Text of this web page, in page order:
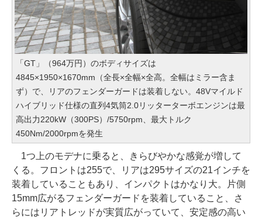
「GT」（964万円）のボディサイズは
4845×1950×1670mm（全長×全幅×全高。全幅はミラー含ま
ず）で、リアのフェンダーガードは装着しない。48Vマイルド
ハイブリッド仕様の直列4気筒2.0リッターターボエンジンは最
高出力220kW（300PS）/5750rpm、最大トルク
450Nm/2000rpmを発生
1つ上のモデナに乗ると、きらびやかな感覚が増して
くる。フロントは255で、リアは295サイズの21インチを
装着していることもあり、インパクトはかなり大。片側
15mm広がるフェンダーガードを装着していること、さ
らにはリアトレッドが実質広がっていて、安定感の高い